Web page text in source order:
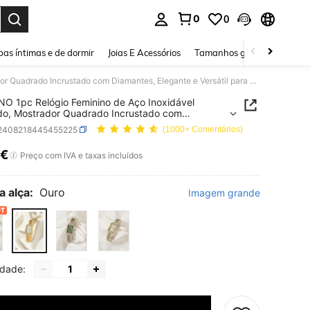
0 0
íntimas e de dormir Joias E Acessórios Tamanhos grandes
CARYINO 1pc Relógio Feminino de Aço Inoxidável Dourado, Mostrador Quadrado Incrustado com Diamantes, Elegante e Versátil para Negócios e Uso Casual, Relógio de Quartzo Requintado Adequado para a Vida Diária
1pc Relógio Feminino de Aço Inoxidável
Mostrador Quadrado Incrustado com
Elegante e Versátil para Negócios e Uso
Relógio de Quartzo Requintado Adequado para
(1000+ Comentários)
AND AVAILABILITY
Preço com IVA e taxas incluídos
alça: Ouro Imagem grande